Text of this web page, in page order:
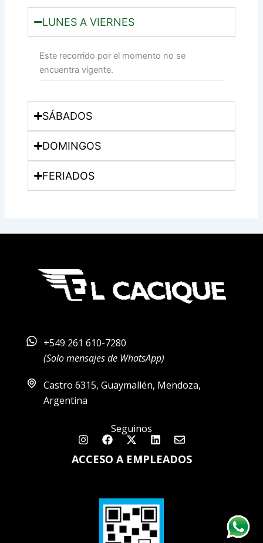
LUNES A VIERNES
Este recorrido por el momento no se
encuentra vigente.
SÁBADOS
DOMINGOS
FERIADOS
+549 261 610-7280
(Solo mensajes de WhatsApp)
Castro 6315, Guaymallén, Mendoza,
Argentina
Instagram
Facebook
X-
twitter
LinkedinEnvelope
ACCESO A EMPLEADOS
Seguinos